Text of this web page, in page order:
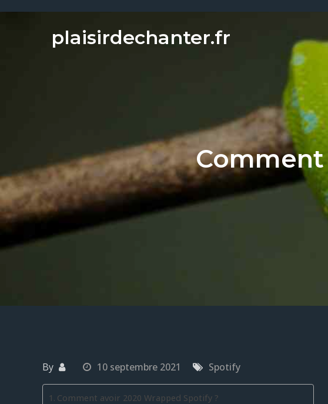
plaisirdechanter.fr
By 10 septembre 2021 Spotify
Comment avoir 2020 Wrapped Spotify ?